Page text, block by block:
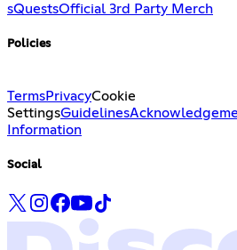
sQuestsOfficial 3rd Party Merch
Policies
TermsPrivacyCookie
SettingsGuidelines
Information
Social